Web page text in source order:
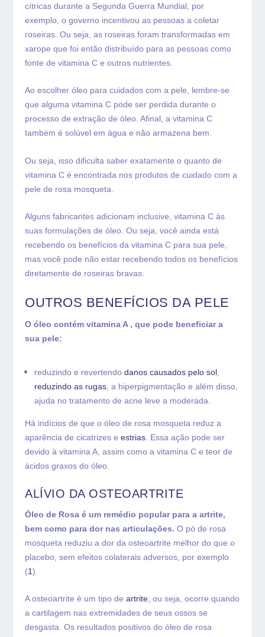
cítricas durante a Segunda Guerra Mundial, por
exemplo, o governo incentivou as pessoas a coletar
roseiras. Ou seja, as roseiras foram transformadas em
xarope que foi então distribuído para as pessoas como
fonte de vitamina C e outros nutrientes.
Ao escolher óleo para cuidados com a pele, lembre-se
que alguma vitamina C pode ser perdida durante o
processo de extração de óleo. Afinal, a vitamina C
também é solúvel em água e não armazena bem.
Ou seja, isso dificulta saber exatamente o quanto de
vitamina C é encontrada nos produtos de cuidado com a
pele de rosa mosqueta.
Alguns fabricantes adicionam inclusive, vitamina C às
suas formulações de óleo. Ou seja, você ainda está
recebendo os benefícios da vitamina C para sua pele,
mas você pode não estar recebendo todos os benefícios
diretamente de roseiras bravas.
OUTROS BENEFÍCIOS DA PELE
O óleo contém vitamina A , que pode beneficiar a
sua pele:
reduzindo e revertendodanos causados ​​pelo sol
reduzindo as rugas ,a hiperpigmentação e além disso,
ajuda no tratamento de acne leve a moderada.
Há indícios de que o óleo de rosa mosqueta reduz a
aparência de cicatrizes eestrias . Essa ação pode ser
devido à vitamina A, assim como a vitamina C e teor de
ácidos graxos do óleo.
ALÍVIO DA OSTEOARTRITE
Óleo de Rosa é um remédio popular para a artrite,
bem como para dor nas articulações. O pó de rosa
mosqueta reduziu a dor da osteoartrite melhor do que o
placebo, sem efeitos colaterais adversos, por exemplo
(1).
A osteoartrite é um tipo deartrite, ou seja, ocorre quando
a cartilagem nas extremidades de seus ossos se
desgasta. Os resultados positivos do óleo de rosa